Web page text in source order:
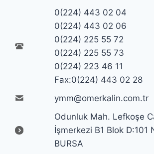
0(224) 443 02 04
0(224) 443 02 06
0(224) 225 55 72
0(224) 225 55 73
0(224) 223 46 11
Fax:0(224) 443 02 28
ymm@omerkalin.com.tr
Odunluk Mah. Lefkoşe
İşmerkezi B1 Blok D:101
BURSA